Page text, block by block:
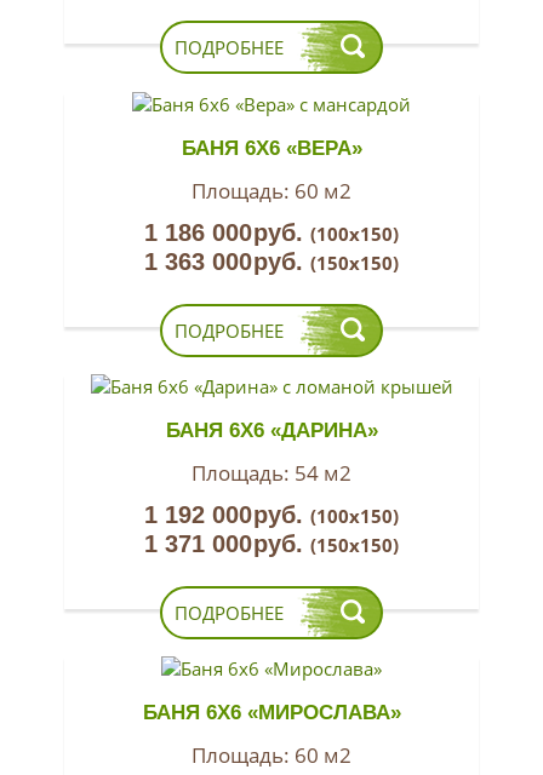
ПОДРОБНЕЕ
БАНЯ 6Х6 «ВЕРА»
Площадь: 60 м2
1 186 000руб. (100х150)
1 363 000руб. (150х150)
ПОДРОБНЕЕ
БАНЯ 6Х6 «ДАРИНА»
Площадь: 54 м2
1 192 000руб. (100х150)
1 371 000руб. (150х150)
ПОДРОБНЕЕ
БАНЯ 6Х6 «МИРОСЛАВА»
Площадь: 60 м2